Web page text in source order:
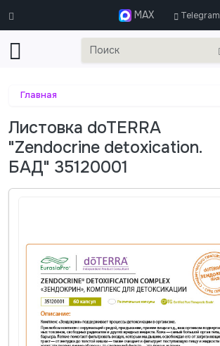
MAX Telegram
Главная
Листовка doTERRA
"Zendocrine detoxication.
БАД" 35120001